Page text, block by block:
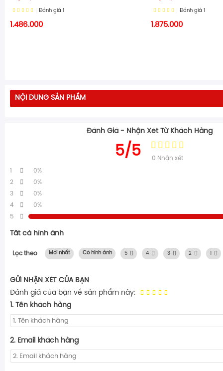
Đánh giá
1.486.000
Đánh giá
1.875.000
NỘI DUNG SẢN PHẨM
Đánh Giá - Nhận Xét Từ Khách Hàng
5/5 0 Nhận xét
1
0%
2
0%
3
0%
4
0%
5
Tất cả hình ảnh
Lọc theo Mới nhất Có hình ảnh 5 4 3 2
GỬI NHẬN XÉT CỦA BẠN
Đánh giá của bạn về sản phẩm này:
1. Tên khách hàng
2. Email khách hàng